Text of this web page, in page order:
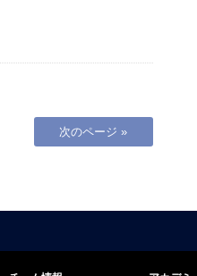
次のページ »